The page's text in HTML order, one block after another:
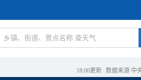
18:00更新 数据来源 中